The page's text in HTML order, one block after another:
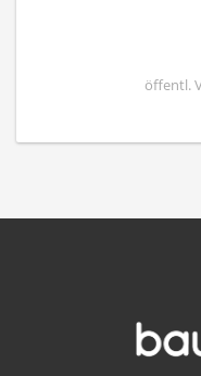
öffentl.